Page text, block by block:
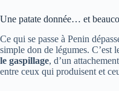
Une patate donnée… et
Ce qui se passe à Penin
simple don de légumes. C’est
le gaspillage, d’un
entre ceux qui produisent et